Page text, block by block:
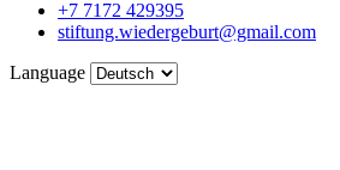
+7 7172 429395
stiftung.wiedergeburt@gmail.com
Language